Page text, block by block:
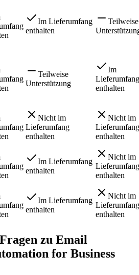
Im Lieferumfang
enthalten
Teilweise
Teilweise
Unterstützung
Im
Lieferumfang
enthalten
Nicht im
Lieferumfang
enthalten
Nicht im
Lieferumfang
enthalten
Im Lieferumfang
enthalten
Nicht im
Lieferumfang
enthalten
Im Lieferumfang
enthalten
Nicht im
Lieferumfang
enthalten
zu Email
for Business